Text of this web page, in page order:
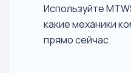
Используйте
какие механики
прямо сейчас.